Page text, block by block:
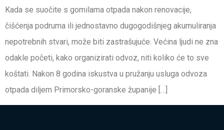
Kada se suočite s gomilama otpada nakon renovacije,
čišćenja podruma ili jednostavno dugogodišnjeg akumuliranja
nepotrebnih stvari, može biti zastrašujuće. Većina ljudi ne zna
odakle početi, kako organizirati odvoz, niti koliko će to sve
koštati. Nakon 8 godina iskustva u pružanju usluga odvoza
otpada diljem Primorsko-goranske županije […]